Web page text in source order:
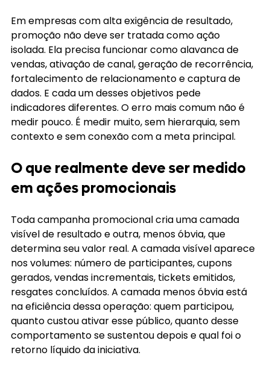
Em empresas com alta exigência de resultado,
promoção não deve ser tratada como ação
isolada. Ela precisa funcionar como alavanca de
vendas, ativação de canal, geração de recorrência,
fortalecimento de relacionamento e captura de
dados. E cada um desses objetivos pede
indicadores diferentes. O erro mais comum não é
medir pouco. É medir muito, sem hierarquia, sem
contexto e sem conexão com a meta principal.
O que realmente deve ser medido
em ações promocionais
Toda campanha promocional cria uma camada
visível de resultado e outra, menos óbvia, que
determina seu valor real. A camada visível aparece
nos volumes: número de participantes, cupons
gerados, vendas incrementais, tickets emitidos,
resgates concluídos. A camada menos óbvia está
na eficiência dessa operação: quem participou,
quanto custou ativar esse público, quanto desse
comportamento se sustentou depois e qual foi o
retorno líquido da iniciativa.